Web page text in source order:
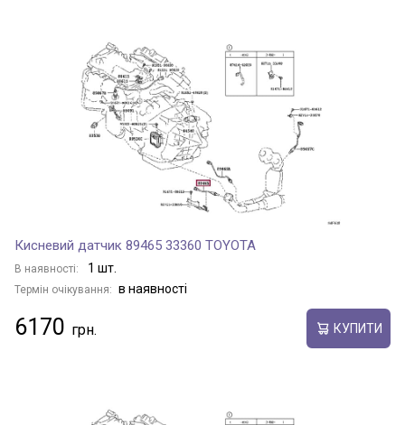
COASTER
COROLLA
COROLLA Cross
Кисневий датчик 89465 33360 TOYOTA
В наявності: 1 шт.
Термін очікування: в наявності
6170 КУПИТИ